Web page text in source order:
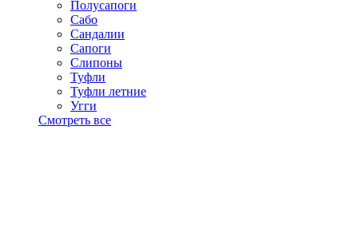
Полусапоги
Сабо
Сандалии
Сапоги
Слипоны
Туфли
Туфли летние
Угги
Смотреть все